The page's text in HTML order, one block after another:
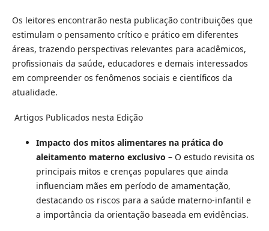
Os leitores encontrarão nesta publicação contribuições que
estimulam o pensamento crítico e prático em diferentes
áreas, trazendo perspectivas relevantes para acadêmicos,
profissionais da saúde, educadores e demais interessados
em compreender os fenômenos sociais e científicos da
atualidade.
Artigos Publicados nesta Edição
Impacto dos mitos alimentares na prática do
aleitamento materno exclusivo – O estudo revisita os
principais mitos e crenças populares que ainda
influenciam mães em período de amamentação,
destacando os riscos para a saúde materno-infantil e
a importância da orientação baseada em evidências.